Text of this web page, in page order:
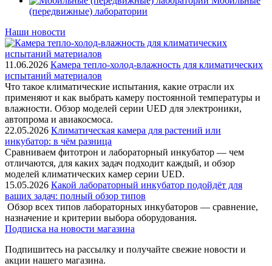
(передвижные) лаборатории
Наши новости
11.06.2026 Камера тепло-холод-влажность для климатических
испытаний материалов
Что такое климатические испытания, какие отрасли их
применяют и как выбрать камеру постоянной температуры и
влажности. Обзор моделей серии UED для электроники,
автопрома и авиакосмоса.
22.05.2026 Климатическая камера для растений или
инкубатор: в чём разница
Сравниваем фитотрон и лабораторный инкубатор — чем
отличаются, для каких задач подходит каждый, и обзор
моделей климатических камер серии UED.
15.05.2026 Какой лабораторный инкубатор подойдёт для
ваших задач: полный обзор типов
Обзор всех типов лабораторных инкубаторов — сравнение,
назначение и критерии выбора оборудования.
Подписка на новости магазина
Подпишитесь на рассылку и получайте свежие новости и
акции нашего магазина.